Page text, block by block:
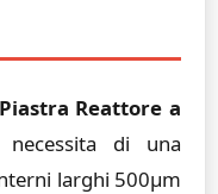
Reattore a
di una
larghi 500µm